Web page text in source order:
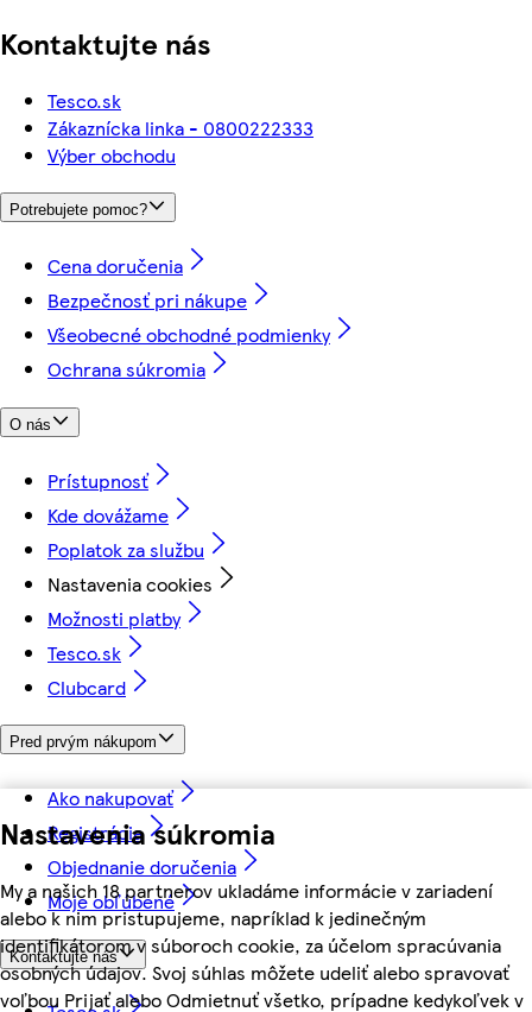
Nastavenia súkromia
My a našich 18 partnerov ukladáme informácie v zariadení
alebo k nim pristupujeme, napríklad k jedinečným
identifikátorom v súboroch cookie, za účelom spracúvania
osobných údajov. Svoj súhlas môžete udeliť alebo spravovať
voľbou Prijať alebo Odmietnuť všetko, prípadne kedykoľvek v
Kontaktujte nás
Tesco.sk
Zákaznícka linka - 0800222333
Výber obchodu
Potrebujete pomoc?
Cena doručenia
Bezpečnosť pri nákupe
Všeobecné obchodné podmienky
Ochrana súkromia
O nás
Prístupnosť
Kde dovážame
Poplatok za službu
Nastavenia cookies
Možnosti platby
Tesco.sk
Clubcard
Pred prvým nákupom
Ako nakupovať
Registrácia
Objednanie doručenia
Moje obľúbené
Kontaktujte nás